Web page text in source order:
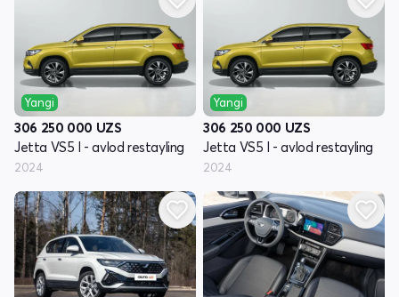
Yangi
306 250 000 UZS
Jetta VS5 I - avlod restayling
2024
Yangi
306 250 000 UZS
Jetta VS5 I - avlod restayling
2024